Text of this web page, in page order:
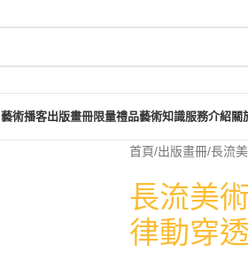
藝術播客出版畫冊限量禮品藝術知識服務介紹關
首頁 出版畫冊 長流
長流美
律動穿